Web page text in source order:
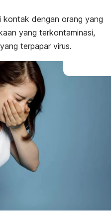
kontak dengan orang yang
yang terkontaminasi,
terpapar virus.